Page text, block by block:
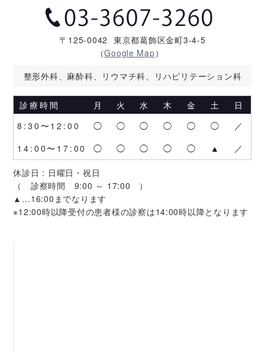
〒125-0042
東京都葛飾区金町3-4-5
（Google Map）
整形外科、麻酔科、リウマチ科、リハビリテーション科
診療時間 月 火 水 木 金 土
日
8:30〜12:00
◯ ◯ ◯ ◯ ◯ ◯
／
14:00〜17:00
◯ ◯ ◯ ◯ ◯ ▲ ／
休診日 : 日曜日・祝日
（ 診察時間 9:00 ～ 17:00 ）
▲…16:00までなります
※12:00時以降受付の患者様の診察は14:00時以降となります